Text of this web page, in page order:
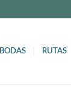
BODAS RUTAS